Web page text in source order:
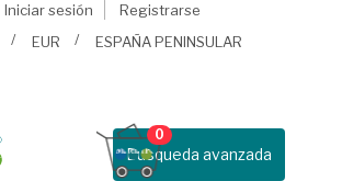
Iniciar sesión
Registrarse
EUR ESPAÑA PENINSULAR
Busqueda avanzada
0